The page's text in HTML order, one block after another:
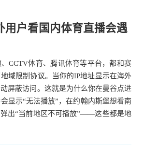
用户看国内体育直播会遇
CCTV体育、腾讯体育等平台，都和赛
域限制协议。当你的IP地址显示在海外
屏蔽访问。这就是为什么你在曼谷点进
显示“无法播放”，在约翰内斯堡想看南
出“当前地区不可播放”——这些都是地